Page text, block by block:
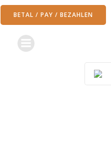
Zum
InhaltBETAL / PAY / BEZAHLEN